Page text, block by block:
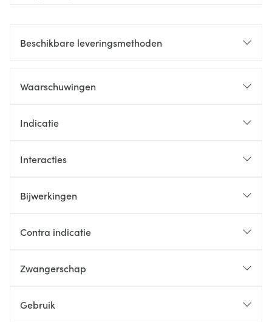
Beschikbare leveringsmethoden
Waarschuwingen
Indicatie
Interacties
Bijwerkingen
Contra indicatie
Zwangerschap
Gebruik